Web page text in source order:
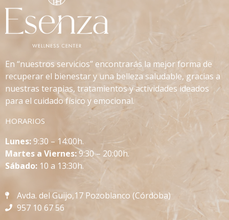
En “nuestros servicios” encontrarás la mejor forma de
recuperar el bienestar y una belleza saludable, gracias a
nuestras terapias, tratamientos y actividades ideados
para el cuidado físico y emocional.
HORARIOS
Lunes:9:30 – 14:00h.
Martes a Viernes:9:30 – 20:00h.
Sábado: 10 a 13:30h.
Avda. del Guijo,17 Pozoblanco (Córdoba)
957 10 67 56